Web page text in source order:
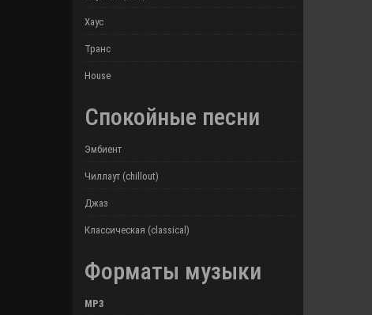
Хаус
Транс
House
Спокойные песни
Эмбиент
Чиллаут (chillout)
Джаз
Классическая (classical)
Форматы музыки
MP3